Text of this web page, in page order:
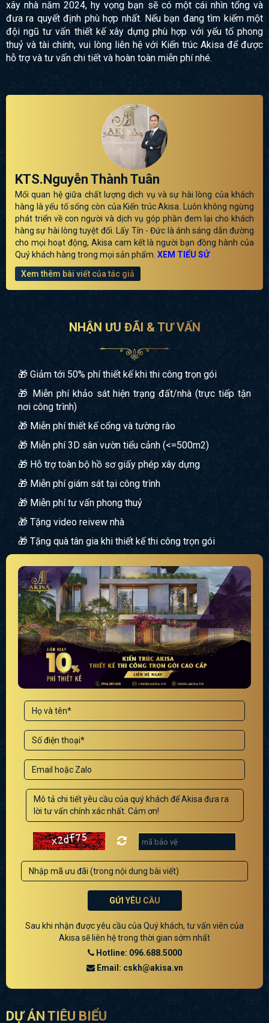
xây nhà năm 2024, hy vọng bạn sẽ có một cái nhìn tổng và
đưa ra quyết định phù hợp nhất. Nếu bạn đang tìm kiếm một
đội ngũ tư vấn thiết kế xây dựng phù hợp với yếu tố phong
thuỷ và tài chính, vui lòng liên hệ với Kiến trúc Akisa để được
hỗ trợ và tư vấn chi tiết và hoàn toàn miễn phí nhé.
KTS.Nguyễn Thành Tuân
Mối quan hệ giữa chất lượng dịch vụ và sự hài lòng của khách
hàng là yếu tố sống còn của Kiến trúc Akisa. Luôn không ngừng
phát triển về con người và dịch vụ góp phần đem lại cho khách
hàng sự hài lòng tuyệt đối. Lấy Tín - Đức là ánh sáng dẫn đường
cho mọi hoạt động, Akisa cam kết là người bạn đồng hành của
Quý khách hàng trong mọi sản phẩm. XEM TIỂU SỬ
Xem thêm bài viết của tác giả
NHẬN ƯU ĐÃI & TƯ VẤN
🎁 Giảm tới 50% phí thiết kế khi thi công trọn gói
🎁 Miễn phí khảo sát hiện trạng đất/nhà (trực tiếp tận
nơi công trình)
🎁 Miễn phí thiết kế cổng và tường rào
🎁 Miễn phí 3D sân vườn tiểu cảnh (<=500m2)
🎁 Hỗ trợ toàn bộ hồ sơ giấy phép xây dựng
🎁 Miễn phí giám sát tại công trình
🎁 Miễn phí tư vấn phong thuỷ
🎁 Tặng video reivew nhà
🎁 Tặng quà tân gia khi thiết kế thi công trọn gói
GỬI YÊU CẦU
Sau khi nhận được yêu cầu của Quý khách, tư vấn viên của
Akisa sẽ liên hệ trong thời gian sớm nhất
Hotline: 096.688.5000
Email: cskh@akisa.vn
DỰ ÁN TIÊU BIỂU